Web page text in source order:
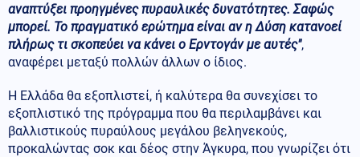
αναπτύξει προηγμένες πυραυλικές δυνατότητες. Σαφώς
μπορεί. Το πραγματικό ερώτημα είναι αν η Δύση κατανοεί
πλήρως τι σκοπεύει να κάνει ο Ερντογάν με αυτές",
αναφέρει μεταξύ πολλών άλλων ο ίδιος.
Η Ελλάδα θα εξοπλιστεί, ή καλύτερα θα συνεχίσει το
εξοπλιστικό της πρόγραμμα που θα περιλαμβάνει και
βαλλιστικούς πυραύλους μεγάλου βεληνεκούς,
προκαλώντας σοκ και δέος στην Άγκυρα, που γνωρίζει ότι